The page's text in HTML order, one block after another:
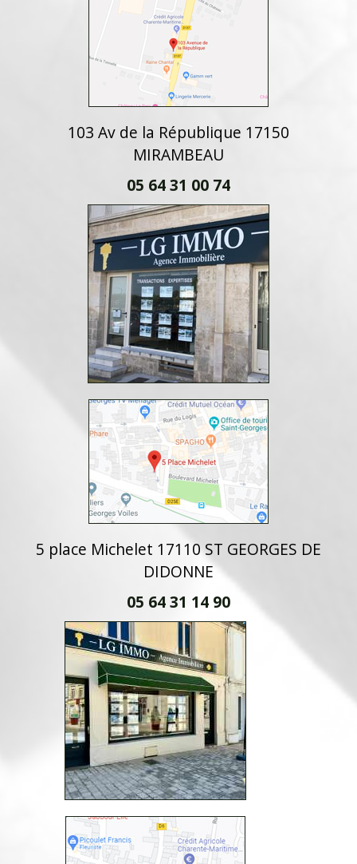
103 Av de la République 17150
MIRAMBEAU
05 64 31 00 74
5 place Michelet 17110 ST GEORGES DE
DIDONNE
05 64 31 14 90